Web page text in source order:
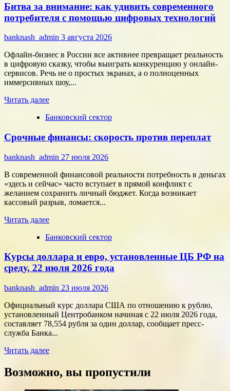
сотрудников:
как
собрать
команду,
которая
работает
на
результат
Битва за внимание: как удивить современного
потребителя с помощью цифровых технологий
banknash_admin 3 августа 2026
Офлайн-бизнес в России все активнее превращает реальность
в цифровую сказку, чтобы выиграть конкуренцию у онлайн-
сервисов. Речь не о простых экранах, а о полноценных
иммерсивных шоу,...
Читать далееПрочитать
о
за
внимание:
как
удивить
современного
потребителя
с
помощью
технологий
Банковский сектор
Срочные финансы: скорость против переплат
banknash_admin 27 июля 2026
В современной финансовой реальности потребность в деньгах
«здесь и сейчас» часто вступает в прямой конфликт с
желанием сохранить личный бюджет. Когда возникает
кассовый разрыв, ломается...
Читать далееПрочитать
о
финансы:
скорость
против
переплат
Банковский сектор
Курсы доллара и евро, установленные ЦБ РФ на
среду, 22 июля 2026 года
banknash_admin 23 июля 2026
Официальный курс доллара США по отношению к рублю,
установленный Центробанком начиная с 22 июля 2026 года,
составляет 78,554 рубля за один доллар, сообщает пресс-
служба Банка...
Читать далееПрочитать
Курсы
Возможно, вы пропустили